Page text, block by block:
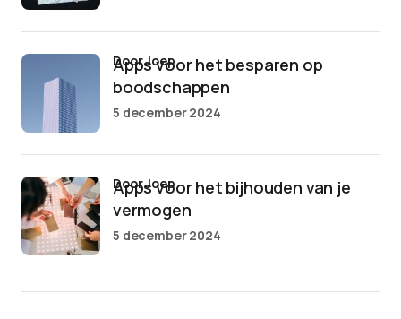
Apps voor het besparen op
boodschappen
door Joep
5 december 2024
Apps voor het bijhouden van je
vermogen
door Joep
5 december 2024